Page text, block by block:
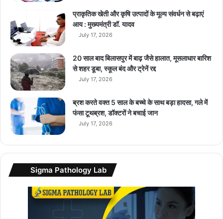
प्राकृतिक खेती और कृषि उत्पादों के मूल्य संवर्धन से बढ़ाएं
आय : मुख्यमंत्री डॉ. यादव
July 17, 2026
20 साल बाद बिलासपुर में बाढ़ जैसे हालात, मूसलाधार बारिश
से शहर डूबा, स्कूल बंद और ट्रेनें रद्द
July 17, 2026
ब्रश करते वक्त 5 साल के बच्चे के साथ बड़ा हादसा, गले में
फंसा टूथब्रश, डॉक्टरों ने बचाई जान
July 17, 2026
Sigma Pathology Lab